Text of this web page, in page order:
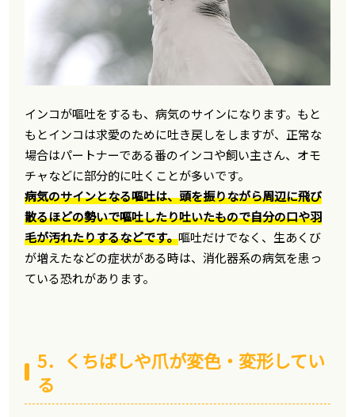
インコが嘔吐をするも、病気のサインになります。もと
もとインコは求愛のために吐き戻しをしますが、正常な
場合はパートナーである番のインコや飼い主さん、オモ
チャなどに部分的に吐くことが多いです。
病気のサインとなる嘔吐は、頭を振りながら周辺に飛び
散るほどの勢いで嘔吐したり吐いたもので自分の口や羽
毛が汚れたりするなどです。嘔吐だけでなく、生あくび
が増えたなどの症状がある時は、消化器系の病気を患っ
ている恐れがあります。
5．くちばしや爪が変色・変形してい
る